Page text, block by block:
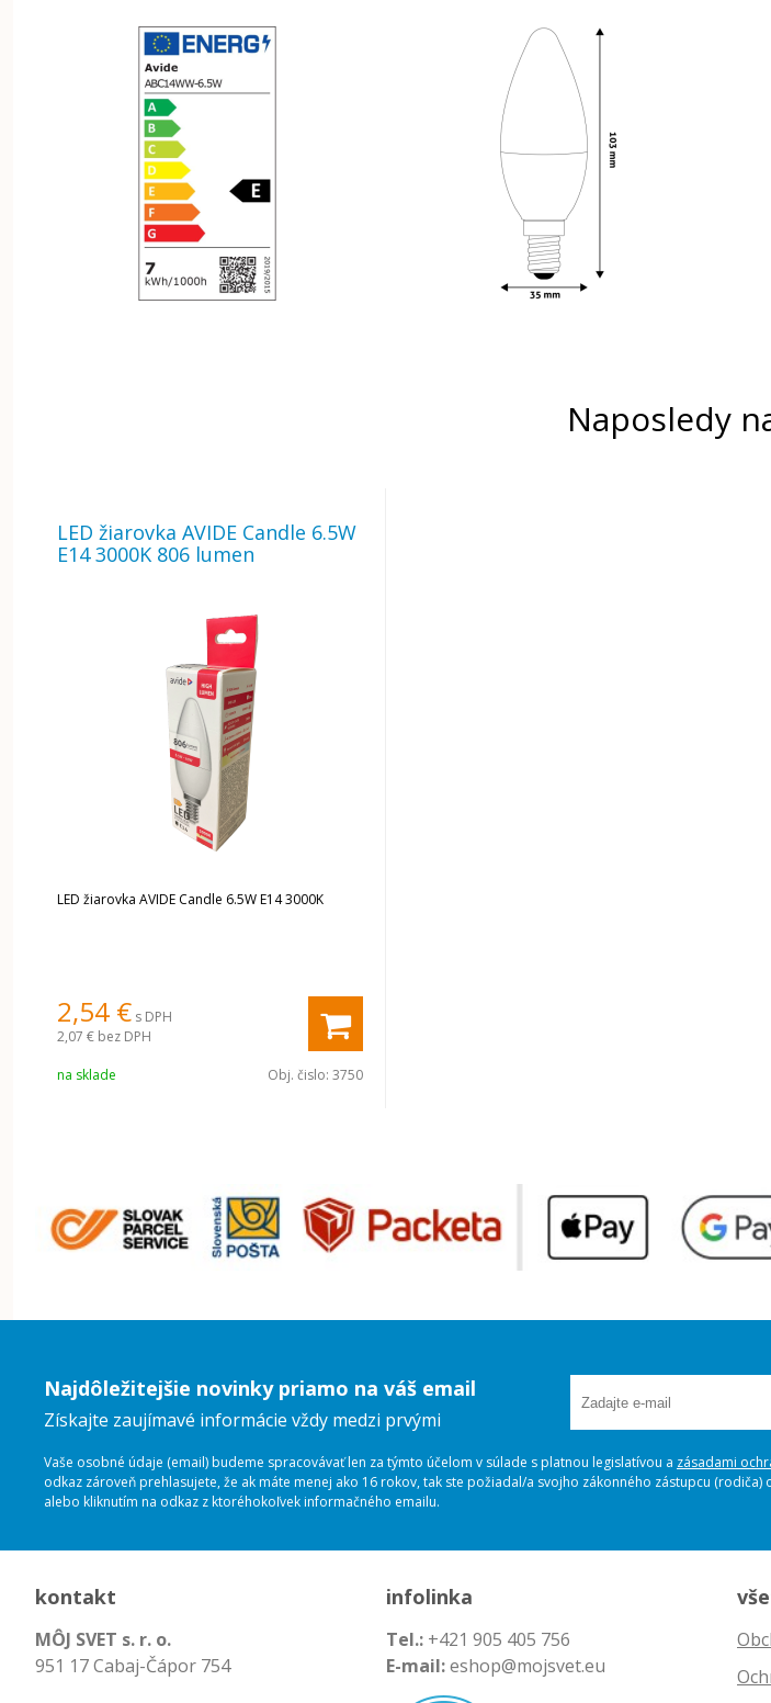
Naposledy
LED žiarovka AVIDE Candle 6.5W
E14 3000K 806 lumen
LED žiarovka AVIDE Candle 6.5W E14 3000K
2,54 € s DPH
2,07 € bez DPH
na sklade Obj. čislo: 3750
Najdôležitejšie novinky priamo na váš email
Získajte zaujímavé informácie vždy medzi prvými
Vaše osobné údaje (email) budeme spracovávať len za týmto účelom v súlade s platnou legislatívou a zásadami
odkaz zároveň prehlasujete, že ak máte menej ako 16 rokov, tak ste požiadal/a svojho zákonného zástupcu
alebo kliknutím na odkaz z ktoréhokoľvek informačného emailu.
kontakt
MÔJ SVET s. r. o.
951 17 Cabaj-Čápor 754
infolinka
Tel.: +421 905 405 756
E-mail:eshop@mojsvet.eu